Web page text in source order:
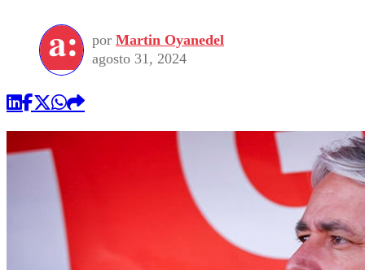
por Martin Oyanedel
agosto 31, 2024